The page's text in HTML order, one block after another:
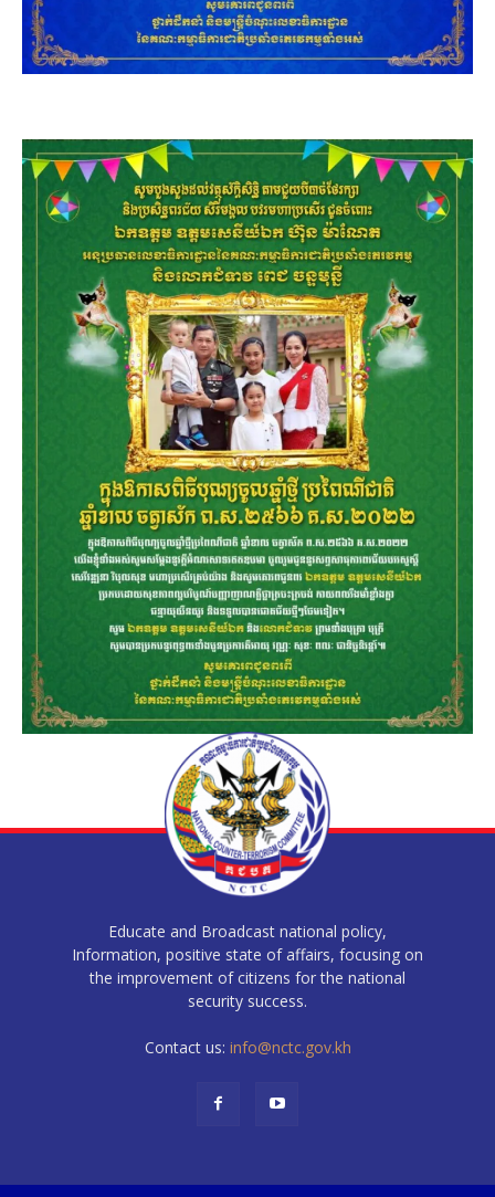
Educate and Broadcast national policy,
Information, positive state of affairs, focusing on
the improvement of citizens for the national
security success.
Contact us: info@nctc.gov.kh